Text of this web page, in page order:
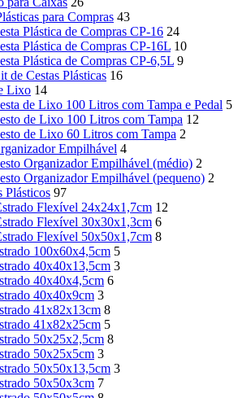
para Compras 43
Plástica de Compras CP-16 24
Plástica de Compras CP-16L 10
Plástica de Compras CP-6,5L 9
de Cestas Plásticas 16
Lixo 14
de Lixo 100 Litros com Tampa e Pedal 5
de Lixo 100 Litros com Tampa 12
de Lixo 60 Litros com Tampa 2
Empilhável 4
Organizador Empilhável (médio) 2
Organizador Empilhável (pequeno) 2
Plásticos 97
Flexível 24x24x1,7cm 12
Flexível 30x30x1,3cm 6
Flexível 50x50x1,7cm 8
100x60x4,5cm 5
40x40x13,5cm 3
40x40x4,5cm 6
40x40x9cm 3
41x82x13cm 8
41x82x25cm 5
50x25x2,5cm 8
50x25x5cm 3
50x50x13,5cm 3
50x50x3cm 7